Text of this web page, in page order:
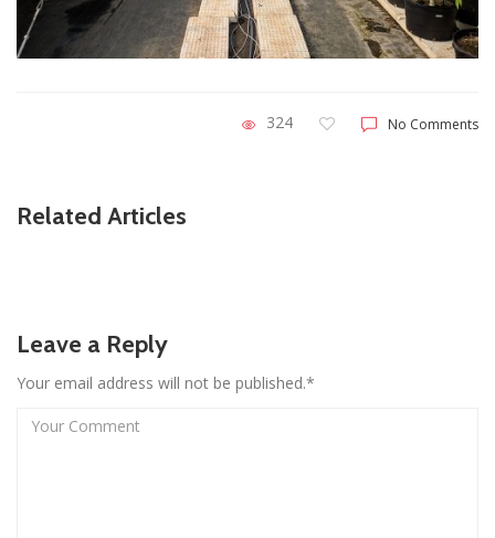
324 No Comments
Related Articles
Leave a Reply
Your email address will not be published.*